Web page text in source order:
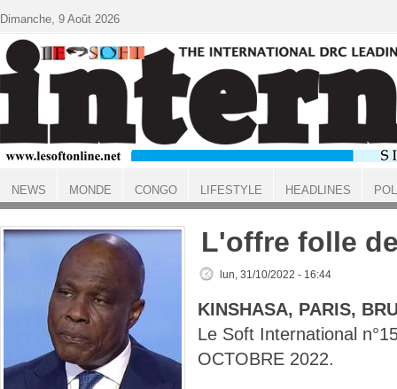
ACCUEIL
L'offre folle
lun, 31/10/2022 - 16:44
KINSHASA, PARIS,
Le Soft International
OCTOBRE 2022.
Dimanche, 9 Août 2026
NEWS MONDE CONGO LIFESTYLE HEADLINES